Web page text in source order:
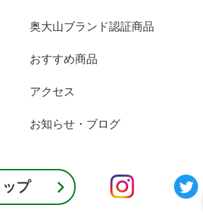
奥大山ブランド認証商品
おすすめ商品
アクセス
お知らせ・ブログ
プ